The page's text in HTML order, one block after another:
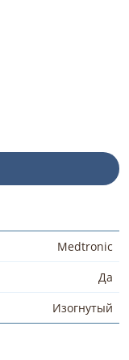
Medtronic
Да
Изогнутый